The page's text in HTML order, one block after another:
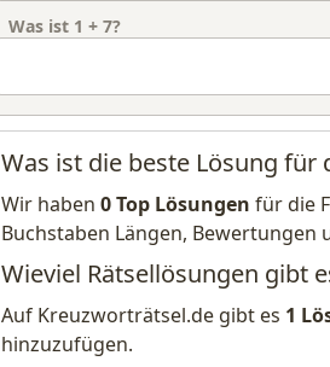
Was ist 1 + 7?
Was ist die beste Lösung für
Wir haben 0 Top Lösungen für die
Buchstaben Längen, Bewertungen
Wieviel Rätsellösungen gibt
Auf Kreuzworträtsel.de gibt es 1
hinzuzufügen.